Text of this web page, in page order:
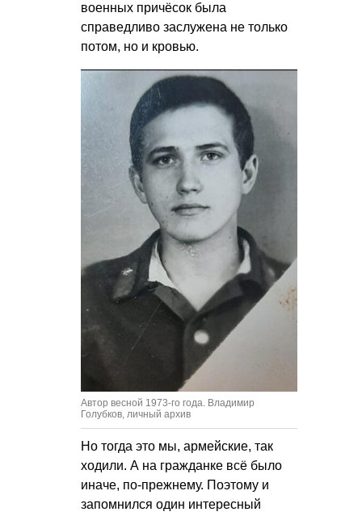
военных причёсок была
справедливо заслужена не только
потом, но и кровью.
Автор весной 1973-го года. Владимир
Голубков, личный архив
Но тогда это мы, армейские, так
ходили. А на гражданке всё было
иначе, по-прежнему. Поэтому и
запомнился один интересный